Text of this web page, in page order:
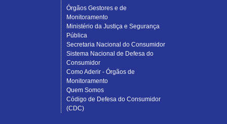
Órgãos Gestores e de
Monitoramento
Ministério da Justiça e Segurança
Pública
Secretaria Nacional do Consumidor
Sistema Nacional de Defesa do
Consumidor
Como Aderir - Órgãos de
Monitoramento
Quem Somos
Código de Defesa do Consumidor
(CDC)